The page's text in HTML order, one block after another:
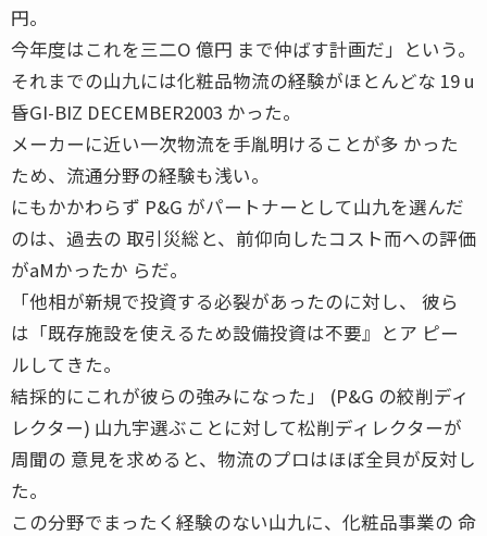
円。
今年度はこれを三二O 億円 まで仲ばす計画だ」という。
それまでの山九には化粧品物流の経験がほとんどな 19 u
昏GI-BIZ DECEMBER2003 かった。
メーカーに近い一次物流を手胤明けることが多 かった
ため、流通分野の経験も浅い。
にもかかわらず P&G がパートナーとして山九を選んだ
のは、過去の 取引災総と、前仰向したコスト而への評価
がaMかったか らだ。
「他相が新規で投資する必裂があったのに対し、 彼ら
は「既存施設を使えるため設備投資は不要』とア ピー
ルしてきた。
結採的にこれが彼らの強みになった」 (P&G の絞削ディ
レクター) 山九宇選ぶことに対して松削ディレクターが
周聞の 意見を求めると、物流のプロはほぼ全貝が反対し
た。
この分野でまったく経験のない山九に、化粧品事業の 命